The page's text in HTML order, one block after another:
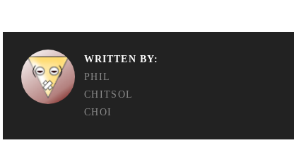
WRITTEN BY:
PHIL
CHITSOL
CHOI